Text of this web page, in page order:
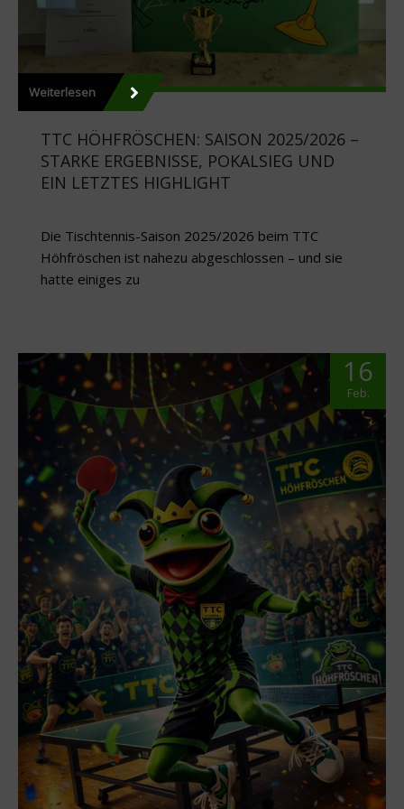
Weiterlesen
TTC HÖHFRÖSCHEN: SAISON 2025/2026 –
STARKE ERGEBNISSE, POKALSIEG UND
EIN LETZTES HIGHLIGHT
Die Tischtennis-Saison 2025/2026 beim TTC
Höhfröschen ist nahezu abgeschlossen – und sie
hatte einiges zu
16
Feb.